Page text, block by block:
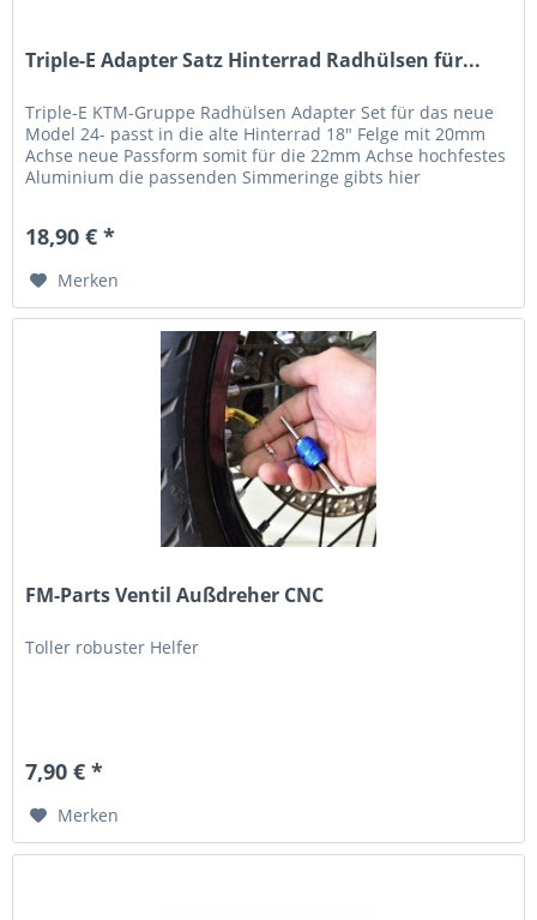
Triple-E Adapter Satz Hinterrad Radhülsen für...
Triple-E KTM-Gruppe Radhülsen Adapter Set für das neue
Model 24- passt in die alte Hinterrad 18" Felge mit 20mm
Achse neue Passform somit für die 22mm Achse hochfestes
Aluminium die passenden Simmeringe gibts hier
18,90 € *
Merken
FM-Parts Ventil Außdreher CNC
Toller robuster Helfer
7,90 € *
Merken